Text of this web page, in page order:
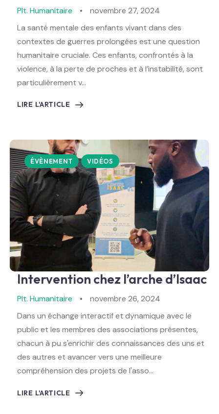
Plt. Humanitaire
novembre 27, 2024
La santé mentale des enfants vivant dans des
contextes de guerres prolongées est une question
humanitaire cruciale. Ces enfants, confrontés à la
violence, à la perte de proches et à l’instabilité, sont
particulièrement v…
LIRE L'ARTICLE
ÉVÈNEMENT VIDÉOS
Intervention chez l’arche d’Isaac
Plt. Humanitaire
novembre 26, 2024
Dans un échange interactif et dynamique avec le
public et les membres des associations présentes,
chacun à pu s'enrichir des connaissances des uns et
des autres et avancer vers une meilleure
compréhension des projets de l'asso…
LIRE L'ARTICLE